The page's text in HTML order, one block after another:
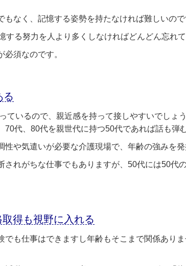
なく、記憶する姿勢を持たなければ難しいの
する努力を人より多くしなければどんどん忘れ
須なのです。
る
ているので、親近感を持って接しやすいでしょ
70代、80代を親世代に持つ50代であれば話も弾
性や気遣いが必要な介護現場で、年齢の強みを
れがちな仕事でもありますが、50代には50代
得も視野に入れる
も仕事はできますし年齢もそこまで関係あり